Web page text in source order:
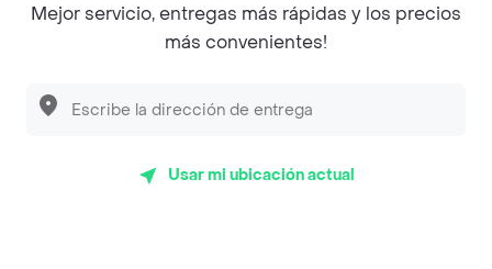
Facebook
Twitter
Instagram
©2026Rappi Inc. All rights reserved.
Mejor servicio, entregas más rápidas y los precios
más convenientes!
Usar mi ubicación actual